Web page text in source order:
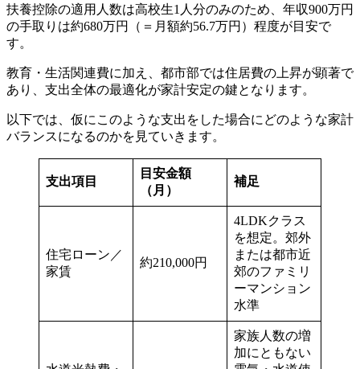
扶養控除の適用人数は高校生1人分のみのため、年収900万円
の手取りは約680万円（＝月額約56.7万円）程度が目安で
す。
教育・生活関連費に加え、都市部では住居費の上昇が顕著で
あり、支出全体の最適化が家計安定の鍵となります。
以下では、仮にこのような支出をした場合にどのような家計
バランスになるのかを見ていきます。
支出項目
目安金額
（月）
補足
住宅ローン／
家賃
約210,000円
4LDKクラス
を想定。郊外
または都市近
郊のファミリ
ーマンション
水準
家族人数の増
加にともない